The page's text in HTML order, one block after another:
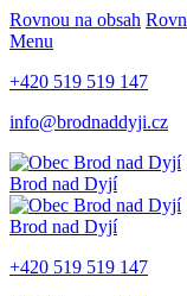
Rovnou na obsah
Menu
+420 519 519 147
info@brodnaddyji.cz
Brod nad Dyjí
Brod nad Dyjí
+420 519 519 147